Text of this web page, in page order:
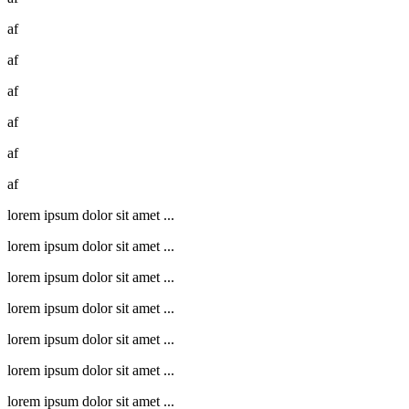
af
af
af
af
af
af
lorem ipsum dolor sit amet ...
lorem ipsum dolor sit amet ...
lorem ipsum dolor sit amet ...
lorem ipsum dolor sit amet ...
lorem ipsum dolor sit amet ...
lorem ipsum dolor sit amet ...
lorem ipsum dolor sit amet ...